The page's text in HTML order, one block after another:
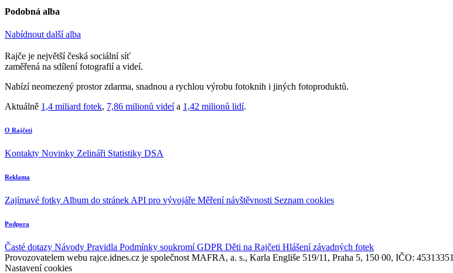
Podobná alba
Nabídnout další alba
Rajče je největší česká sociální síť
zaměřená na sdílení fotografií a videí.
Nabízí neomezený prostor zdarma, snadnou a rychlou výrobu fotoknih i jiných fotoproduktů.
Aktuálně 1,4 miliard fotek, 7,86 milionů videía 1,42 milionů lidí.
O Rajčeti
Kontakty Novinky Zelináři Statistiky DSA
Reklama
Zajímavé fotky Album do stránek API pro vývojáře Měření návštěvnosti Seznam cookies
Podpora
Časté dotazy Návody Pravidla Podmínky soukromíGDPR Děti na Rajčeti Hlášení závadných fotek
Provozovatelem webu rajce.idnes.cz je společnost MAFRA, a. s., Karla Engliše 519/11, Praha 5, 150 00, IČO: 45313351
Nastavení cookies